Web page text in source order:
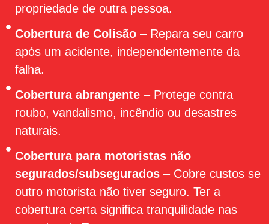
propriedade de outra pessoa.
Cobertura de Colisão – Repara seu carro
após um acidente, independentemente da
falha.
Cobertura abrangente – Protege contra
roubo, vandalismo, incêndio ou desastres
naturais.
Cobertura para motoristas não
segurados/subsegurados – Cobre custos se
outro motorista não tiver seguro. Ter a
cobertura certa significa tranquilidade nas